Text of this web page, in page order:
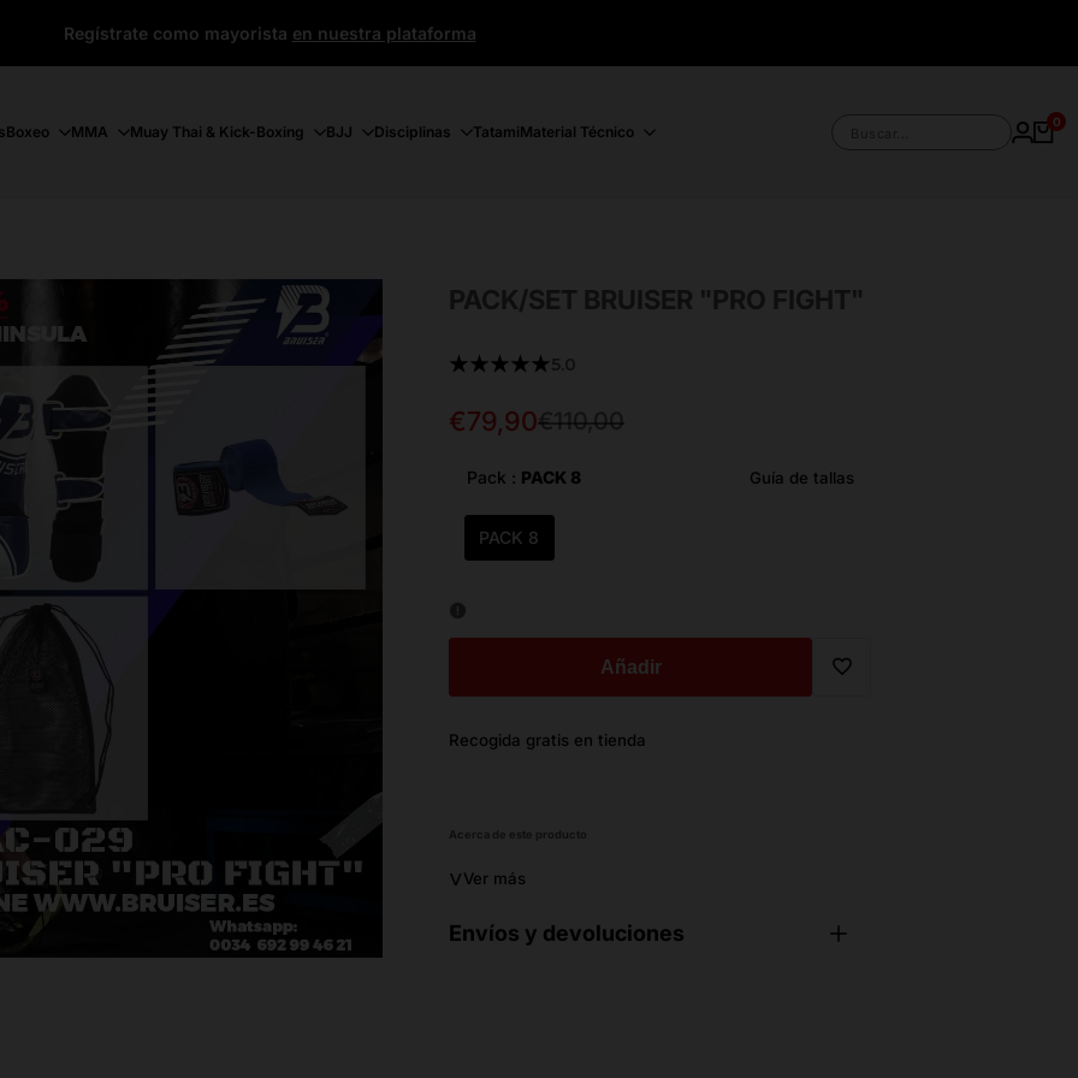
Regístrate como mayorista en nuestra plataforma
Boxeo MMA Muay Thai & Kick-Boxing BJJ Disciplinas TatamiMaterial Técnico
0
PACK/SET BRUISER "PRO FIGHT"
★★★★★5.0
Precio
€110,00
Precio
oferta
€79,90
Pack : PACK 8 Guía de tallas
PACK 8
Añadir
Recogida gratis en tienda
Acerca de este producto
˅Ver más
Envíos y devoluciones